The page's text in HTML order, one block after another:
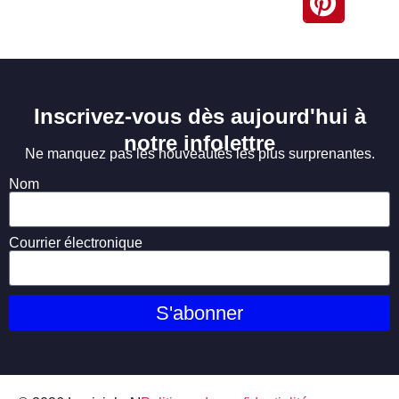
Inscrivez-vous dès aujourd'hui à
notre infolettre
Ne manquez pas les nouveautés les plus surprenantes.
Nom
Courrier électronique
S'abonner